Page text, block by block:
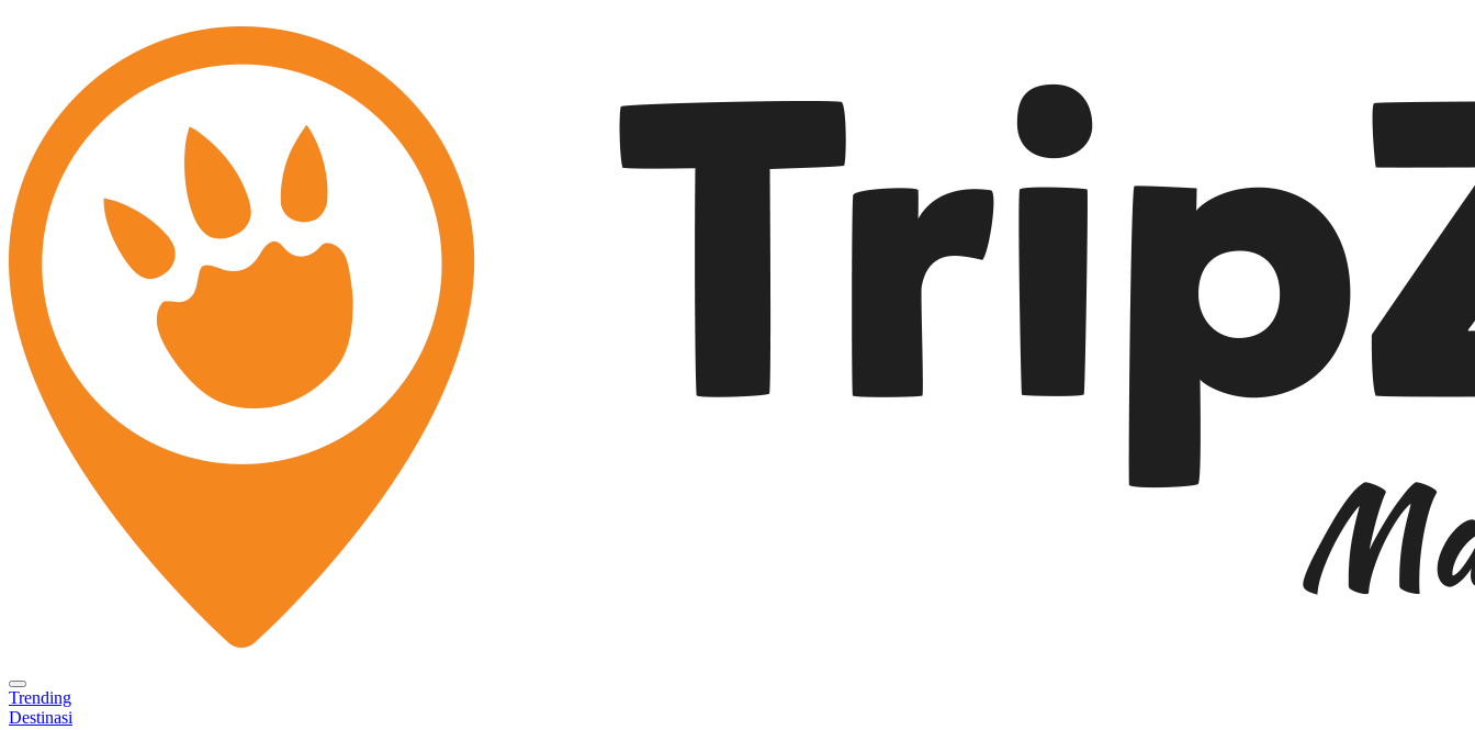
Trending
Destinasi